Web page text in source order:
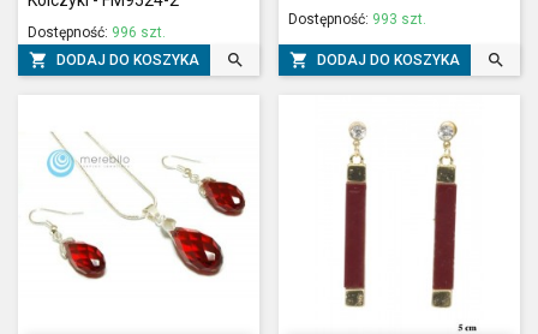
Dostępność: 996 szt.
 DODAJ DO KOSZYKA 
Dostępność: 993 szt.
 DODAJ DO KOSZYKA 